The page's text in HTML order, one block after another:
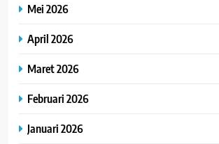
Mei 2026
April 2026
Maret 2026
Februari 2026
Januari 2026